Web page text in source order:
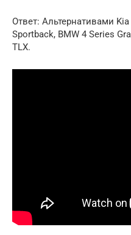
Ответ: Альтернативами
Sportback, BMW 4 Series
TLX.